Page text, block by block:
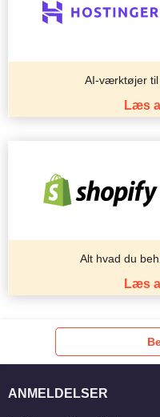
AI-værktøjer til
Læs
Alt hvad du
Læs
ANMELDELSER